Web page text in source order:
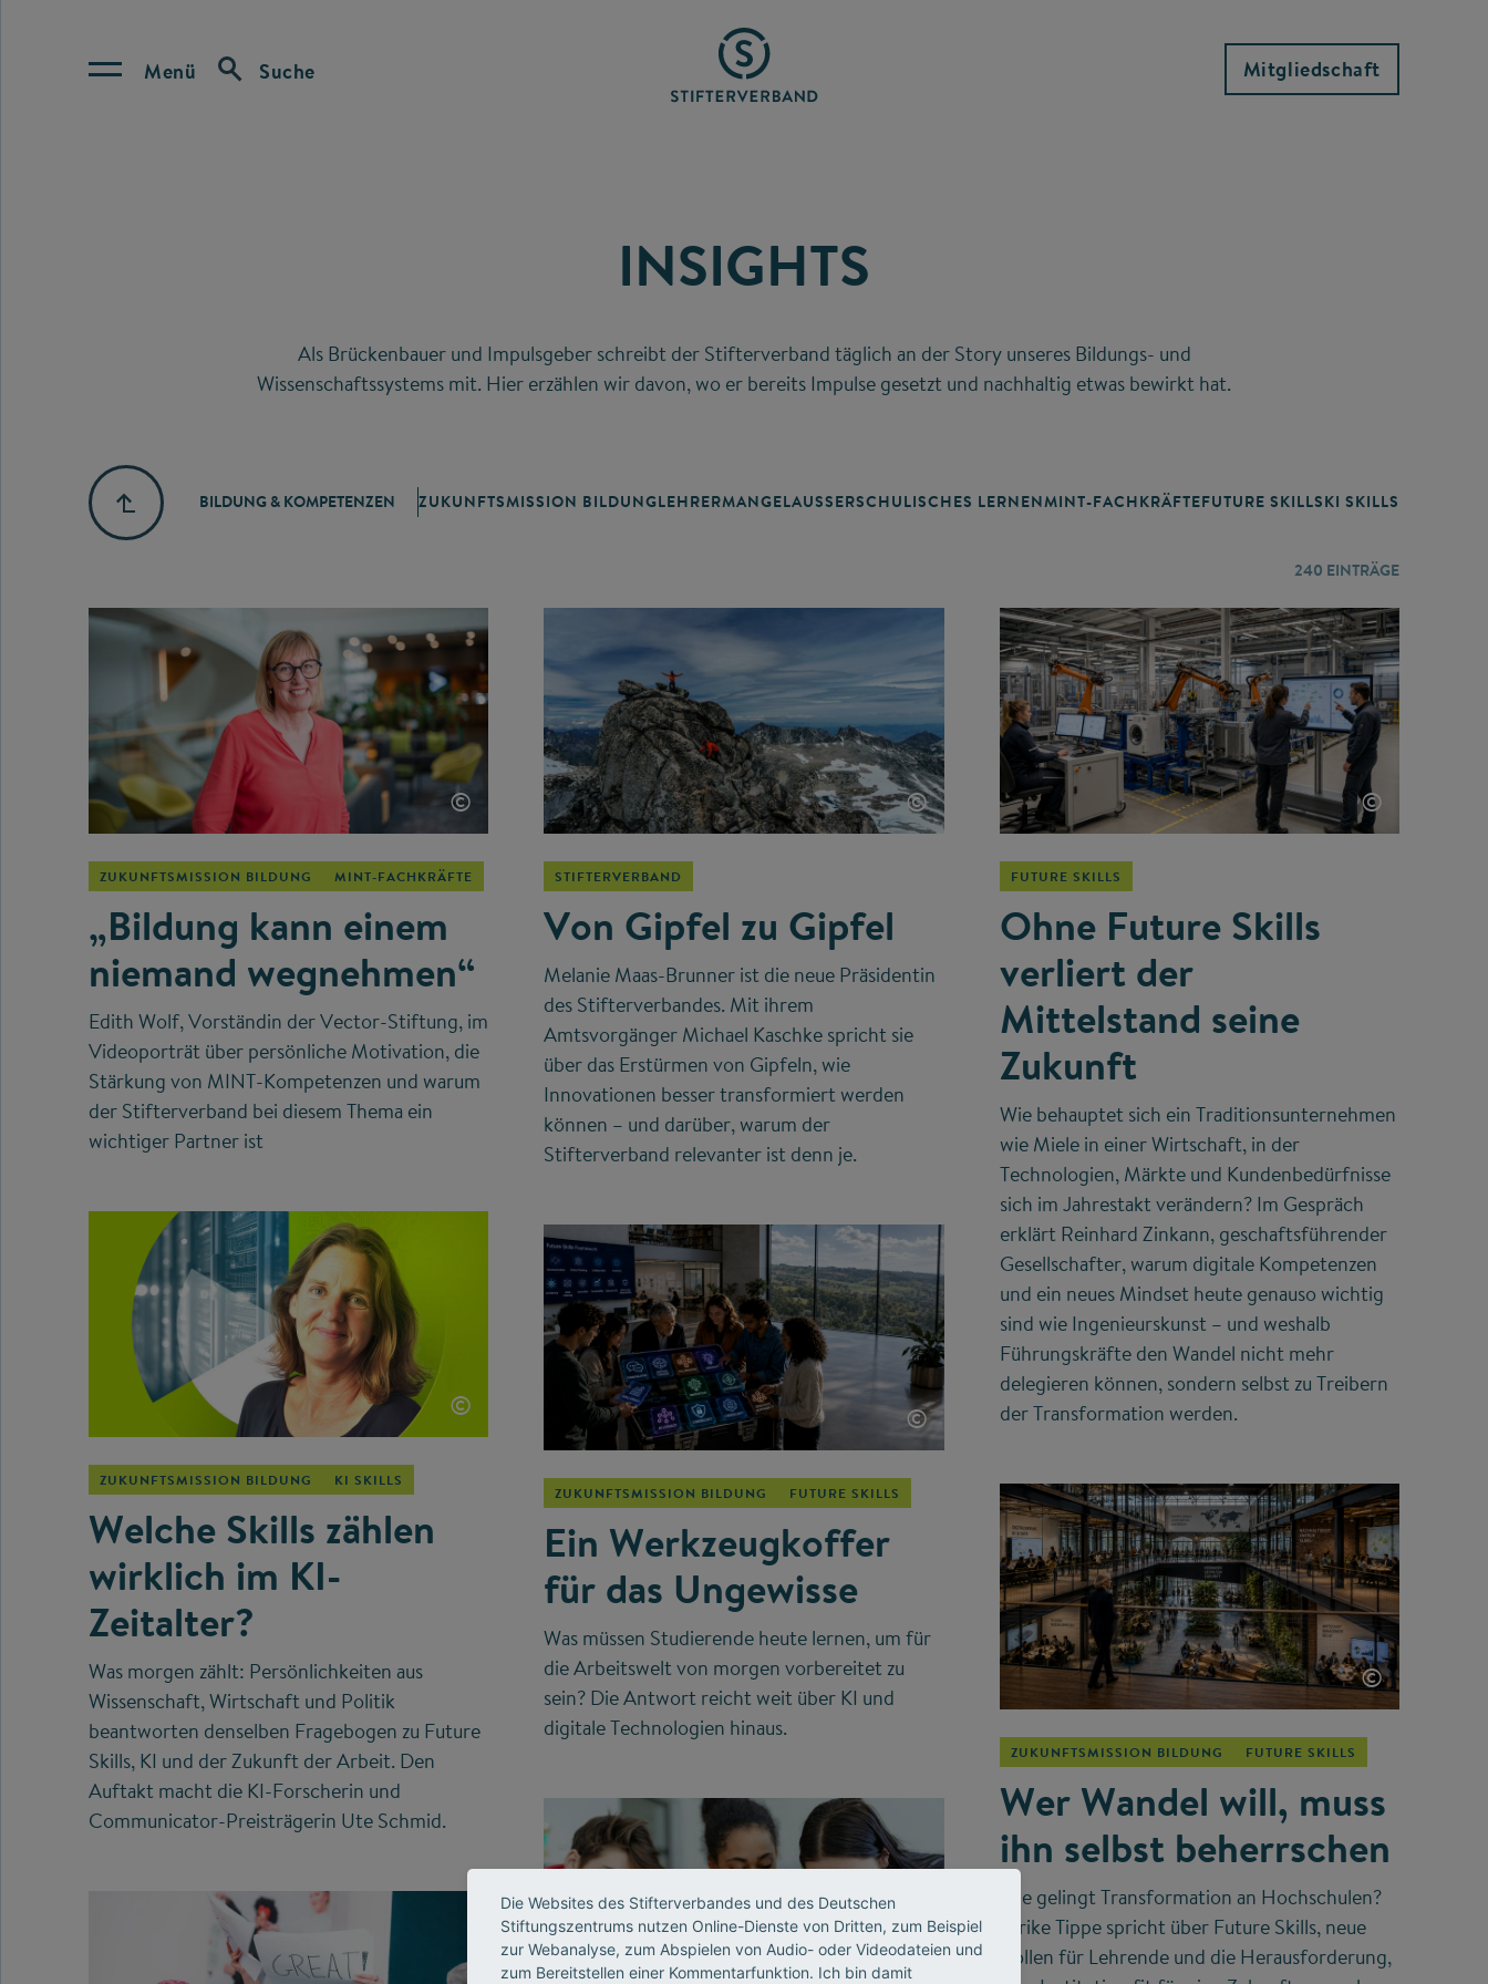
Menü Suche Mitgliedschaft
INSIGHTS
Als Brückenbauer und Impulsgeber schreibt der Stifterverband täglich an der Story unseres Bildungs- und
Wissenschaftssystems mit. Hier erzählen wir davon, wo er bereits Impulse gesetzt und nachhaltig etwas bewirkt hat.
BILDUNG & KOMPETENZEN ZUKUNFTSMISSION BILDUNGLEHRERMANGELAUSSERSCHULISCHES LERNEN MINT-FACHKRÄFTEFUTURE SKILLSKI SKILLS
240 EINTRÄGE
©
ZUKUNFTSMISSION BILDUNG MINT-FACHKRÄFTE
„Bildung kann einem
niemand wegnehmen“
Edith Wolf, Vorständin der Vector-Stiftung, im
Videoporträt über persönliche Motivation, die
Stärkung von MINT-Kompetenzen und warum
der Stifterverband bei diesem Thema ein
wichtiger Partner ist
©
STIFTERVERBAND
Von Gipfel zu Gipfel
Melanie Maas-Brunner ist die neue Präsidentin
des Stifterverbandes. Mit ihrem
Amtsvorgänger Michael Kaschke spricht sie
über das Erstürmen von Gipfeln, wie
Innovationen besser transformiert werden
können – und darüber, warum der
Stifterverband relevanter ist denn je.
©
FUTURE SKILLS
Ohne Future Skills
verliert der
Mittelstand seine
Zukunft
Wie behauptet sich ein Traditionsunternehmen
wie Miele in einer Wirtschaft, in der
Technologien, Märkte und Kundenbedürfnisse
sich im Jahrestakt verändern? Im Gespräch
erklärt Reinhard Zinkann, geschaftsführender
Gesellschafter, warum digitale Kompetenzen
und ein neues Mindset heute genauso wichtig
sind wie Ingenieurskunst – und weshalb
Führungskräfte den Wandel nicht mehr
delegieren können, sondern selbst zu Treibern
der Transformation werden.
©
ZUKUNFTSMISSION BILDUNG KI SKILLS
Welche Skills zählen
wirklich im KI-
Zeitalter?
Was morgen zählt: Persönlichkeiten aus
Wissenschaft, Wirtschaft und Politik
beantworten denselben Fragebogen zu Future
Skills, KI und der Zukunft der Arbeit. Den
Auftakt macht die KI-Forscherin und
Communicator-Preisträgerin Ute Schmid.
©
ZUKUNFTSMISSION BILDUNG FUTURE SKILLS
Ein Werkzeugkoffer
für das Ungewisse
Was müssen Studierende heute lernen, um für
die Arbeitswelt von morgen vorbereitet zu
sein? Die Antwort reicht weit über KI und
digitale Technologien hinaus.
©
ZUKUNFTSMISSION BILDUNG FUTURE SKILLS
Wer Wandel will, muss
ihn selbst beherrschen
Wie gelingt Transformation an Hochschulen?
Ulrike Tippe spricht über Future Skills, neue
Rollen für Lehrende und die Herausforderung,
Die Websites des Stifterverbandes und des Deutschen
Stiftungszentrums nutzen Online-Dienste von Dritten, zum Beispiel
zur Webanalyse, zum Abspielen von Audio- oder Videodateien und
zum Bereitstellen einer Kommentarfunktion. Ich bin damit